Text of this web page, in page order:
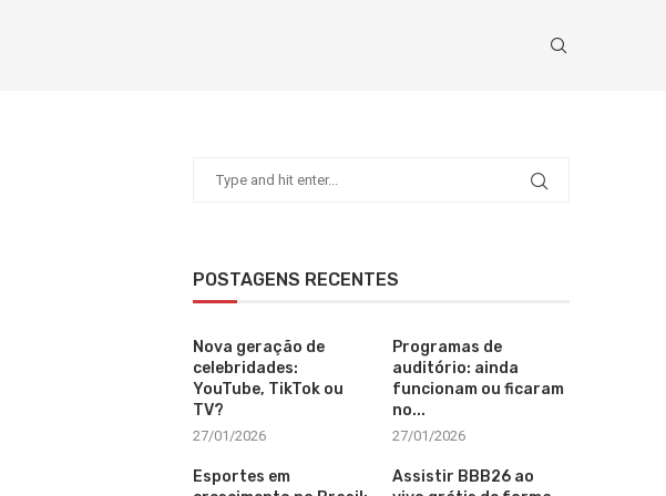
POSTAGENS RECENTES
Nova geração de
celebridades:
YouTube, TikTok ou
TV?
27/01/2026
Programas de
auditório: ainda
funcionam ou ficaram
no...
27/01/2026
Esportes em
Assistir BBB26 ao